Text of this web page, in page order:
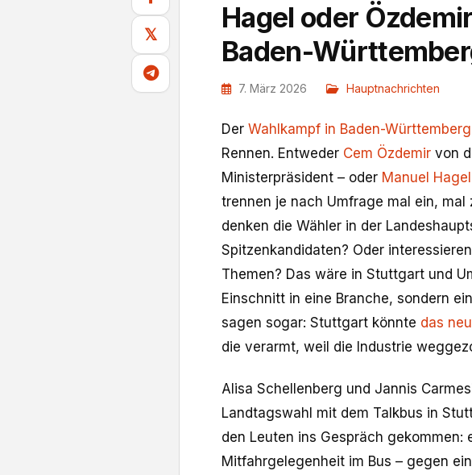
𝕏
Hagel oder
Baden-
7. März 2026 Hauptnachrichten
Der Wahlkampf in Baden-Württemberg
Rennen. Entweder Cem Özdemir von
Ministerpräsident – oder Manuel Hagel
trennen je nach Umfrage mal ein, mal
denken die Wähler in der
Spitzenkandidaten? Oder
Themen? Das wäre in Stuttgart und
Einschnitt in eine Branche, sondern
sagen sogar: Stuttgart könnte das
die verarmt, weil die Industrie
Alisa Schellenberg und Jannis
Landtagswahl mit dem Talkbus in
den Leuten ins Gespräch gekommen:
Mitfahrgelegenheit im Bus – gegen